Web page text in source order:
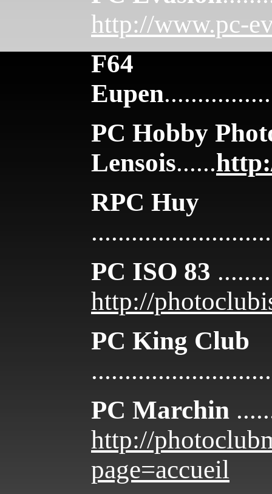
http://www.pc-
F64
Eupen
PC Hobby
Lensois......
RPC Huy
PC ISO 83
http://
PC King Club
PC Marchin
http://
page=accueil